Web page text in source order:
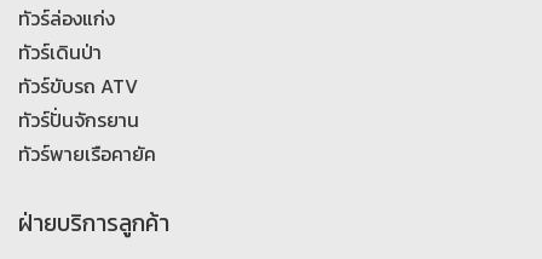
ทัวร์ล่องแก่ง
ทัวร์เดินป่า
ทัวร์ขับรถ ATV
ทัวร์ปั่นจักรยาน
ทัวร์พายเรือคายัค
ฝ่ายบริการลูกค้า